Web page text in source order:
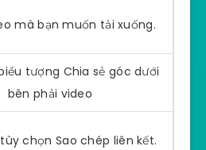
mà bạn muốn tải xuống.
tượng Chia sẻ góc dưới
bên phải video
chọn Sao chép liên kết.